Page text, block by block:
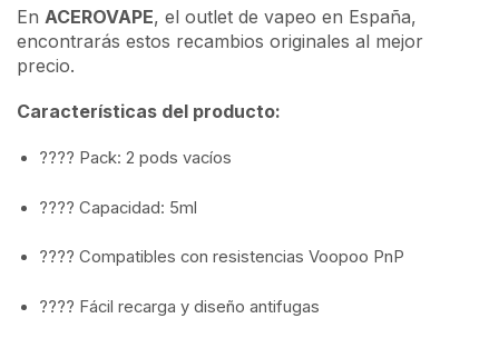
En ACEROVAPE, el outlet de vapeo en España,
encontrarás estos recambios originales al mejor
precio.
Características del producto:
???? Pack: 2 pods vacíos
???? Capacidad: 5ml
???? Compatibles con resistencias Voopoo PnP
????️ Fácil recarga y diseño antifugas